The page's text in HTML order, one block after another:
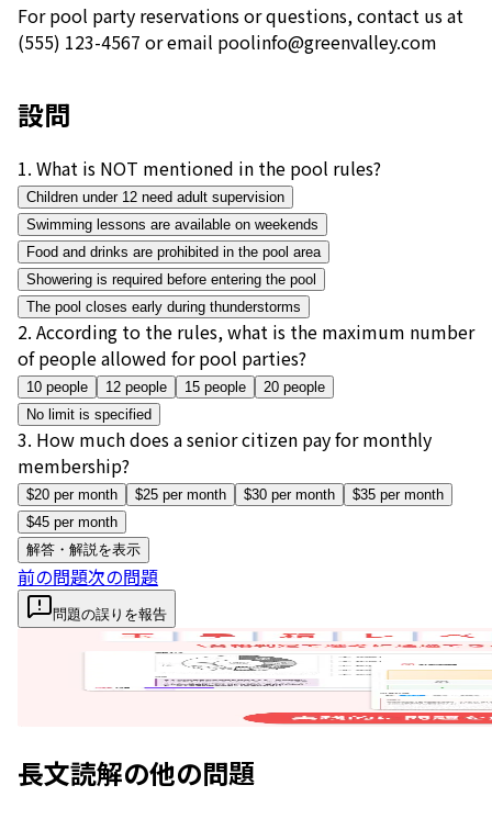
For pool party reservations or questions, contact us at
(555) 123-4567 or email poolinfo@greenvalley.com
設問
1. What is NOT mentioned in the pool rules?
Children under 12 need adult supervision
Swimming lessons are available on weekends
Food and drinks are prohibited in the pool area
Showering is required before entering the pool
The pool closes early during thunderstorms
2. According to the rules, what is the maximum number
of people allowed for pool parties?
10 people 12 people 15 people
20 people
No limit is specified
3. How much does a senior citizen pay for monthly
membership?
$20 per month $25 per month $30 per month
$35 per month
$45 per month
解答・解説を表示
前の問題次の問題
問題の誤りを報告
長文読解の他の問題